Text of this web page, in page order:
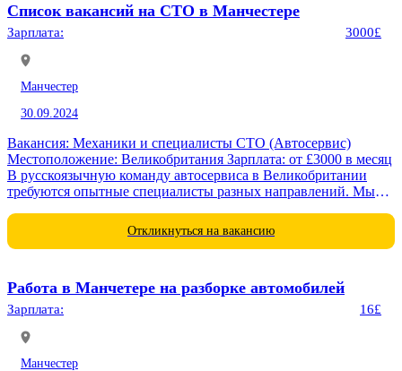
Список вакансий на СТО в Манчестере
Зарплата: 3000£
Манчестер
30.09.2024
Вакансия: Механики и специалисты СТО (Автосервис)
Местоположение: Великобритания Зарплата: от £3000 в месяц
В русскоязычную команду автосервиса в Великобритании
требуются опытные специалисты разных направлений. Мы
для всех...
Откликнуться на вакансию
Работа в Манчетере на разборке автомобилей
Зарплата: 16£
Манчестер